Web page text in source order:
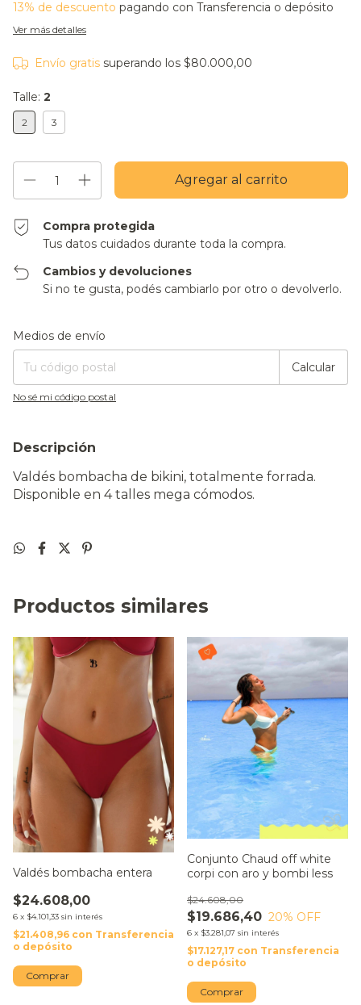
13% de descuento pagando con Transferencia o depósito
Ver más detalles
Envío gratis superando los $80.000,00
Talle: 2
2 3
Compra protegida
Tus datos cuidados durante toda la compra.
Cambios y devoluciones
Si no te gusta, podés cambiarlo por otro o devolverlo.
Entregas para el CP:
Medios de envío
Calcular
No sé mi código postal
Descripción
Valdés bombacha de bikini, totalmente forrada.
Disponible en 4 talles mega cómodos.
Productos similares
Valdés bombacha entera
$24.608,00
6 x $4.101,33 sin interés
$21.408,96 con Transferencia
o depósito
Comprar
Conjunto Chaud off white
corpi con aro y bombi less
$19.686,40
$24.608,00
20% OFF
6 x $3.281,07 sin interés
$17.127,17 con Transferencia
o depósito
Comprar